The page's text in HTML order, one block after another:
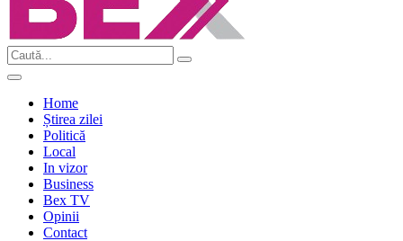
Home
Știrea zilei
Politică
Local
In vizor
Business
Bex TV
Opinii
Contact